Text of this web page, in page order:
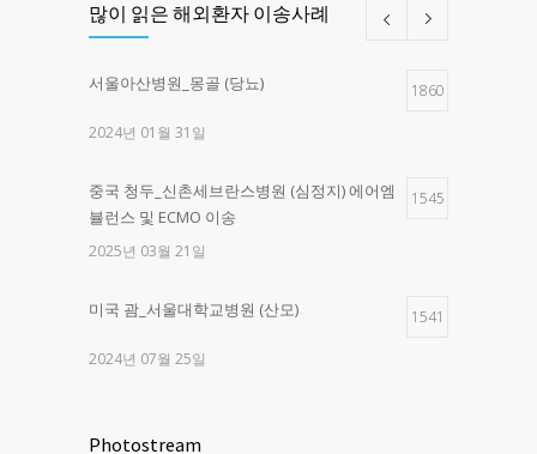
많이 읽은 해외환자 이송사례
서울아산병원_몽골 (당뇨) 1860
2024년 01월 31일
중국 청두_신촌세브란스병원 (심정지) 에어엠
뷸런스 및 ECMO 이송
1545
2025년 03월 21일
미국 괌_서울대학교병원 (산모) 1541
2024년 07월 25일
Photostream